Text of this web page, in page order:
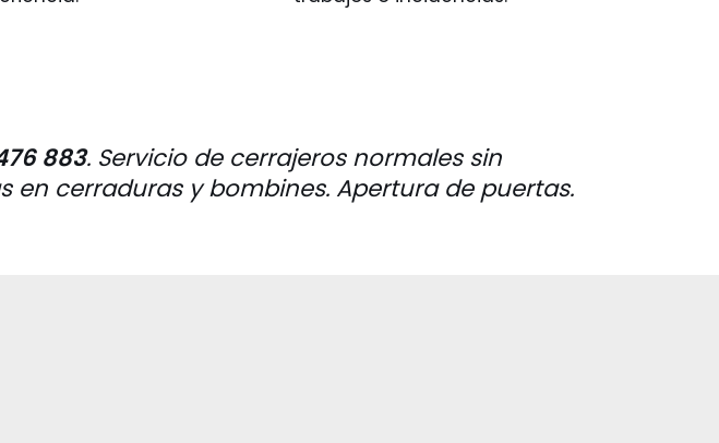
883. Servicio de cerrajeros normales sin
en cerraduras y bombines. Apertura de puertas.